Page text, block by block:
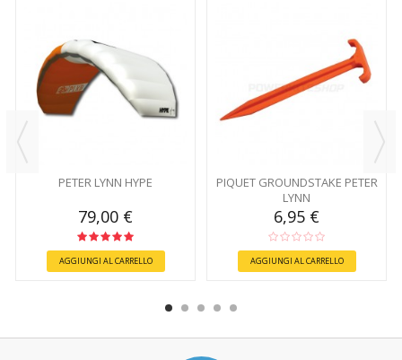
PETER LYNN HYPE
79,00 €
AGGIUNGI AL CARRELLO
PIQUET GROUNDSTAKE PETER
LYNN
6,95 €
AGGIUNGI AL CARRELLO